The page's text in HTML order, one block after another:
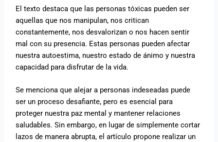
El texto destaca que las personas tóxicas pueden ser
aquellas que nos manipulan, nos critican
constantemente, nos desvalorizan o nos hacen sentir
mal con su presencia. Estas personas pueden afectar
nuestra autoestima, nuestro estado de ánimo y nuestra
capacidad para disfrutar de la vida.
Se menciona que alejar a personas indeseadas puede
ser un proceso desafiante, pero es esencial para
proteger nuestra paz mental y mantener relaciones
saludables. Sin embargo, en lugar de simplemente cortar
lazos de manera abrupta, el artículo propone realizar un